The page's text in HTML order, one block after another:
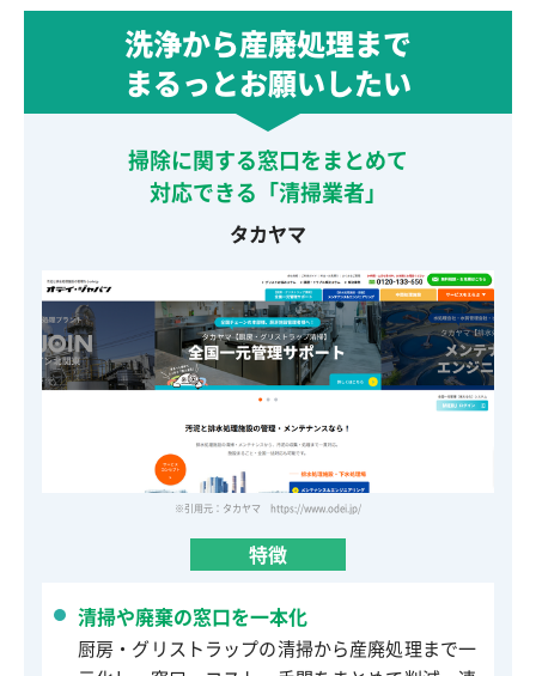
洗浄から産廃処理まで
まるっとお願いしたい
掃除に関する窓口をまとめて
対応できる「清掃業者」
タカヤマ
※引用元：タカヤマ https://www.odei.jp/
特徴
清掃や廃棄の窓口を一本化
厨房・グリストラップの清掃から産廃処理まで一